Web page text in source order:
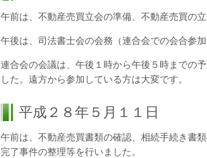
午前は、不動産売買立会の準備、不動産売買の
午後は、司法書士会の会務（連合会での会合参加
連合会の会議は、午後１時から午後５時までの
した。遠方から参加している方は大変です。
平成２８年５月１１日
午前は、不動産売買書類の確認、相続手続き書
完了事件の整理等を行いました。